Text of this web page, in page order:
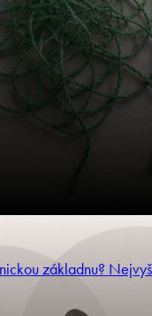
základnu?